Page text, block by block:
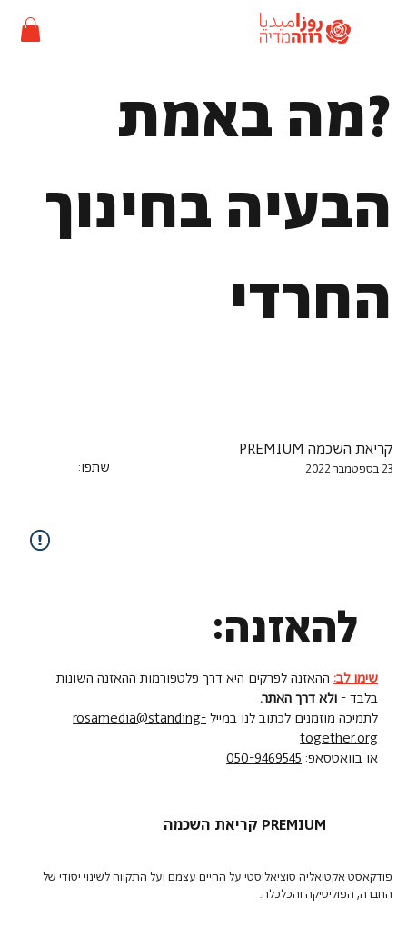
?מה באמת
הבעיה בחינוך
החרדי
שתפו:
קריאת השכמה PREMIUM
23 בספטמבר 2022
להאזנה:
שימו לב: ההאזנה לפרקים היא דרך פלטפורמות ההאזנה השונות
בלבד - ולא דרך האתר.
לתמיכה מוזמנים לכתוב לנו במיילrosamedia@standing-
together.org
או בוואטסאפ: 050-9469545
קריאת השכמה PREMIUM
פודקאסט אקטואליה סוציאליסטי על החיים עצמם ועל התקווה לשינוי יסודי של
החברה, הפוליטיקה והכלכלה.